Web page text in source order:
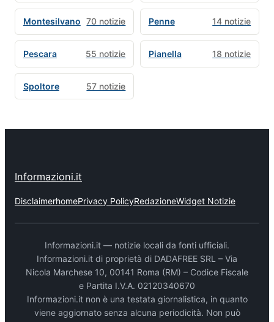
Montesilvano 70 notizie Penne 14 notizie
Pescara 55 notizie Pianella 18 notizie
Spoltore 57 notizie
Informazioni.it
DisclaimerhomePrivacy PolicyRedazioneWidget Notizie
Informazioni.it — notizie locali da fonti ufficiali.
Informazioni.it di proprietà di DADAFREE SRL – Via
Nicola Marchese 10, 00141 Roma (RM) – Codice Fiscale
e Partita I.V.A. 02120340670
Informazioni.it non è una testata giornalistica, in quanto
viene aggiornato senza alcuna periodicità. Non può